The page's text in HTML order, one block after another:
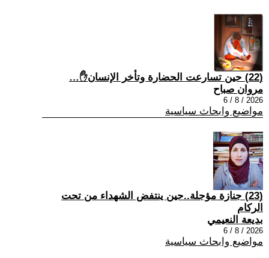
(22) حين تسارعت الحضارة وتأخر الإنسان✋…
مروان صباح
2026 / 8 / 6
مواضيع وابحاث سياسية
(23) جنازة مؤجلة..حين ينتفض الشهداء من تحت
الركام
بديعة النعيمي
2026 / 8 / 6
مواضيع وابحاث سياسية